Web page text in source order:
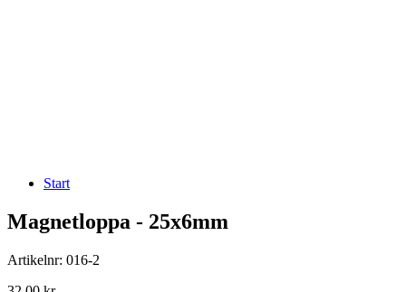
Start
Magnetloppa - 25x6mm
Artikelnr: 016-2